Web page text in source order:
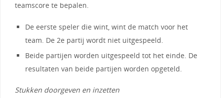
teamscore te bepalen.
De eerste speler die wint, wint de match voor het
team. De 2e partij wordt niet uitgespeeld.
Beide partijen worden uitgespeeld tot het einde. De
resultaten van beide partijen worden opgeteld.
Stukken doorgeven en inzetten